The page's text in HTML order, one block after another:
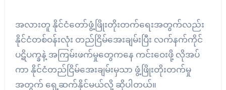
အလားတူ နိုင်ငံတော်ဖွံ့ဖြိုးတိုးတက်ရေးအတွက်လည်း
နိုင်ငံတစ်ဝန်းလုံး တည်ငြိမ်အေးချမ်းပြီး လက်နက်ကိုင်
ပဋိပက္ခနဲ့ အကြမ်းဖက်မှုတွေကနေ ကင်းဝေးဖို့ လိုအပ်
ကာ နိုင်ငံတည်ငြိမ်အေးချမ်းမှသာ ဖွံ့ဖြိုးတိုးတက်မှု
အတွက် ရှေ့ဆက်နိုင်မယ်လို့ ဆိုပါတယ်။